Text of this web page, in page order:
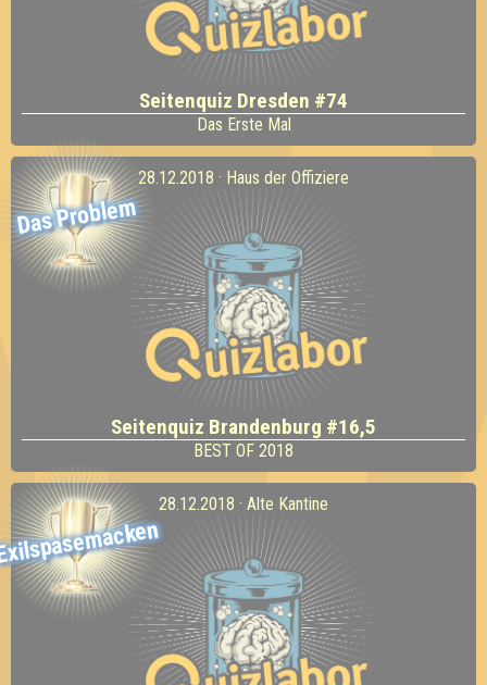
Seitenquiz Dresden #74
Das Erste Mal
Das Problem
28.12.2018 · Haus der Offiziere
Seitenquiz Brandenburg #16,5
BEST OF 2018
28.12.2018 · Alte Kantine